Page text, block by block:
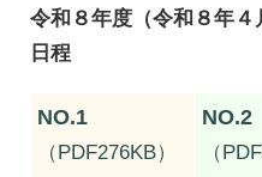
令和８年度（令和８年
日程
NO.1
（PDF276KB）
NO.2
（